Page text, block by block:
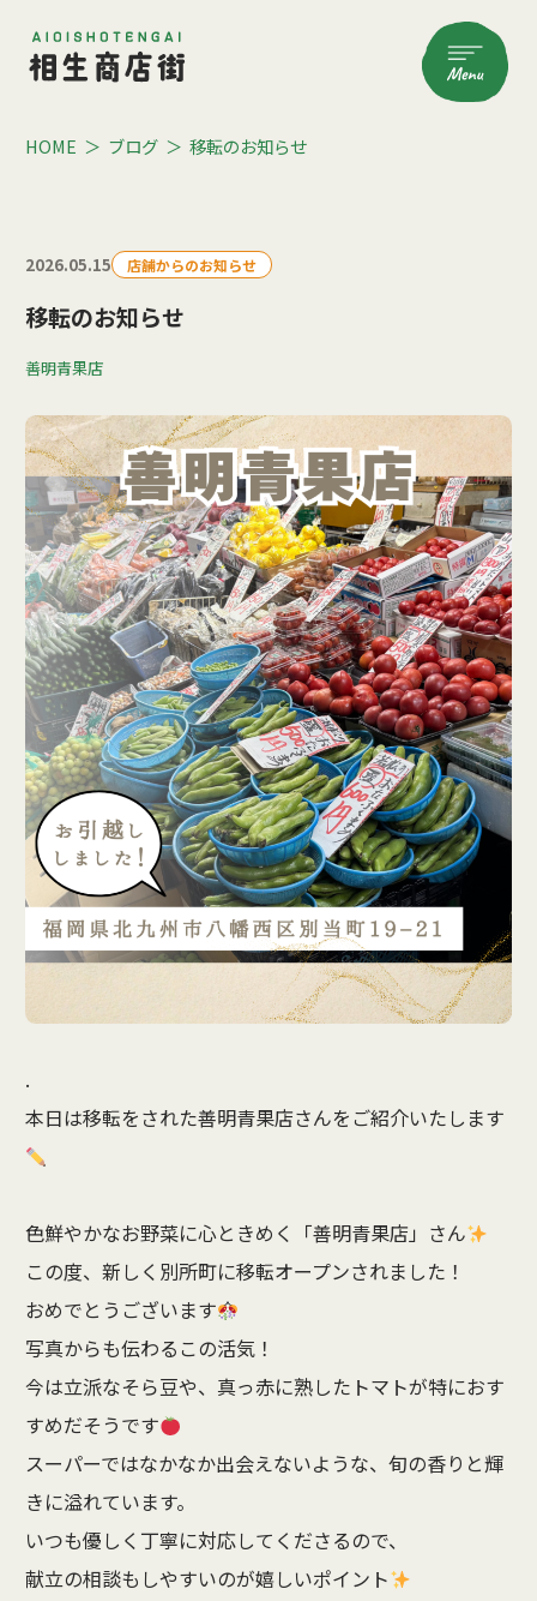
HOME ブログ 移転のお知らせ
2026.05.15 店舗からのお知らせ
移転のお知らせ
善明青果店
.
本日は移転をされた善明青果店さんをご紹介いたします
色鮮やかなお野菜に心ときめく「善明青果店」さん
この度、新しく別所町に移転オープンされました！
おめでとうございます
写真からも伝わるこの活気！
今は立派なそら豆や、真っ赤に熟したトマトが特におす
すめだそうです
スーパーではなかなか出会えないような、旬の香りと輝
きに溢れています。
いつも優しく丁寧に対応してくださるので、
献立の相談もしやすいのが嬉しいポイント